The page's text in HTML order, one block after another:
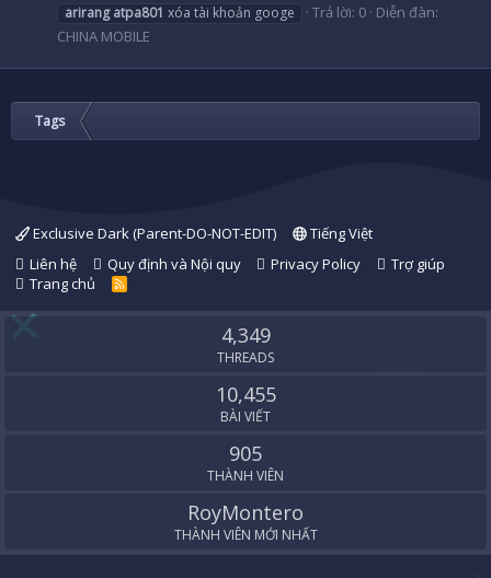
arirang atpa801 xóa tài khoản googe Trả lời: 0 Diễn đàn:
CHINA MOBILE
Tags
Exclusive Dark (Parent-DO-NOT-EDIT)
Tiếng Việt
Liên hệ
Quy định và Nội quy Privacy Policy
Trợ giúp
Trang chủ
R
S
4,349
THREADS
10,455
BÀI VIẾT
905
THÀNH VIÊN
RoyMontero
THÀNH VIÊN MỚI NHẤT